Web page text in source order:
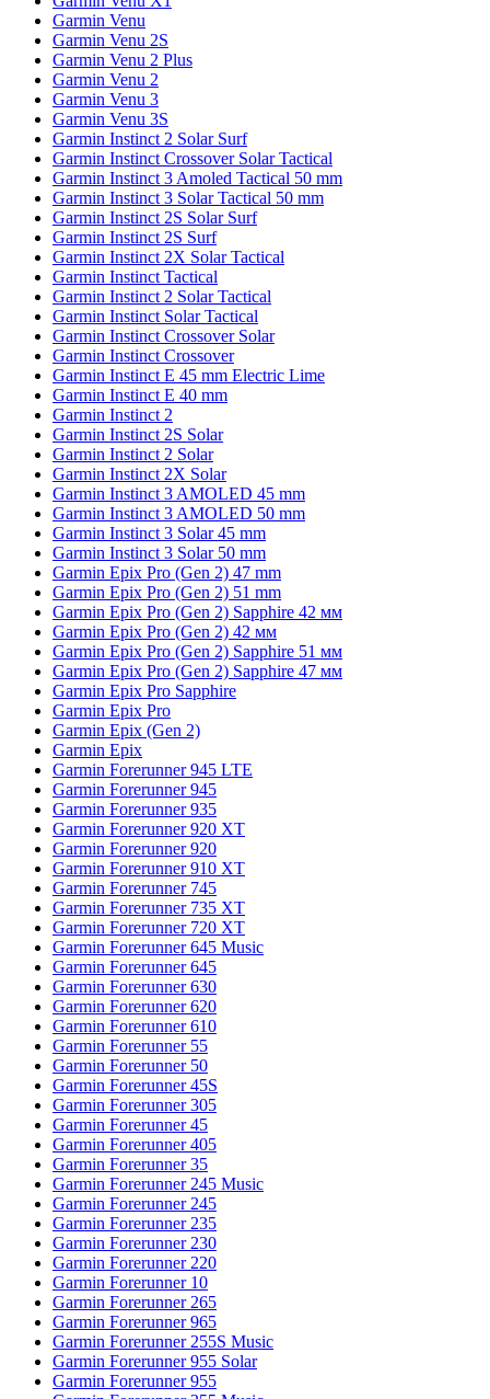
Garmin Venu
Garmin Venu 2S
Garmin Venu 2 Plus
Garmin Venu 2
Garmin Venu 3
Garmin Venu 3S
Garmin Instinct 2 Solar Surf
Garmin Instinct Crossover Solar Tactical
Garmin Instinct 3 Amoled Tactical 50 mm
Garmin Instinct 3 Solar Tactical 50 mm
Garmin Instinct 2S Solar Surf
Garmin Instinct 2S Surf
Garmin Instinct 2X Solar Tactical
Garmin Instinct Tactical
Garmin Instinct 2 Solar Tactical
Garmin Instinct Solar Tactical
Garmin Instinct Crossover Solar
Garmin Instinct Crossover
Garmin Instinct E 45 mm Electric Lime
Garmin Instinct E 40 mm
Garmin Instinct 2
Garmin Instinct 2S Solar
Garmin Instinct 2 Solar
Garmin Instinct 2X Solar
Garmin Instinct 3 AMOLED 45 mm
Garmin Instinct 3 AMOLED 50 mm
Garmin Instinct 3 Solar 45 mm
Garmin Instinct 3 Solar 50 mm
Garmin Epix Pro (Gen 2) 47 mm
Garmin Epix Pro (Gen 2) 51 mm
Garmin Epix Pro (Gen 2) Sapphire 42 мм
Garmin Epix Pro (Gen 2) 42 мм
Garmin Epix Pro (Gen 2) Sapphire 51 мм
Garmin Epix Pro (Gen 2) Sapphire 47 мм
Garmin Epix Pro Sapphire
Garmin Epix Pro
Garmin Epix (Gen 2)
Garmin Epix
Garmin Forerunner 945 LTE
Garmin Forerunner 945
Garmin Forerunner 935
Garmin Forerunner 920 XT
Garmin Forerunner 920
Garmin Forerunner 910 XT
Garmin Forerunner 745
Garmin Forerunner 735 XT
Garmin Forerunner 720 XT
Garmin Forerunner 645 Music
Garmin Forerunner 645
Garmin Forerunner 630
Garmin Forerunner 620
Garmin Forerunner 610
Garmin Forerunner 55
Garmin Forerunner 50
Garmin Forerunner 45S
Garmin Forerunner 305
Garmin Forerunner 45
Garmin Forerunner 405
Garmin Forerunner 35
Garmin Forerunner 245 Music
Garmin Forerunner 245
Garmin Forerunner 235
Garmin Forerunner 230
Garmin Forerunner 220
Garmin Forerunner 10
Garmin Forerunner 265
Garmin Forerunner 965
Garmin Forerunner 255S Music
Garmin Forerunner 955 Solar
Garmin Forerunner 955